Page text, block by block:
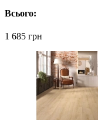
Всього:
1 685 грн